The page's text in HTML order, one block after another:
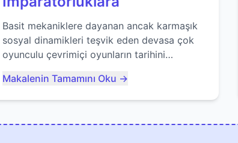
Basit mekaniklere dayanan ancak karmaşık
sosyal dinamikleri teşvik eden devasa çok
oyunculu çevrimiçi oyunların tarihini
bakıyoruz...
Makalenin Tamamını Oku →